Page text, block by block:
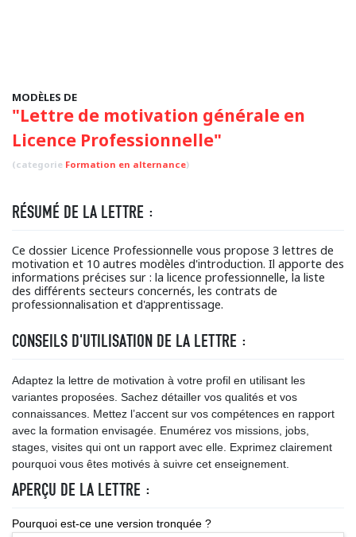
MODÈLES DE
"Lettre de motivation générale en
Licence Professionnelle"
(categorie Formation en alternance)
RÉSUMÉ DE LA LETTRE :
Ce dossier Licence Professionnelle vous propose 3 lettres de
motivation et 10 autres modèles d'introduction. Il apporte des
informations précises sur : la licence professionnelle, la liste
des différents secteurs concernés, les contrats de
professionnalisation et d'apprentissage.
CONSEILS D'UTILISATION DE LA LETTRE :
Adaptez la lettre de motivation à votre profil en utilisant les
variantes proposées. Sachez détailler vos qualités et vos
connaissances. Mettez l’accent sur vos compétences en rapport
avec la formation envisagée. Enumérez vos missions, jobs,
stages, visites qui ont un rapport avec elle. Exprimez clairement
pourquoi vous êtes motivés à suivre cet enseignement.
APERÇU DE LA LETTRE :
Pourquoi est-ce une version tronquée ?